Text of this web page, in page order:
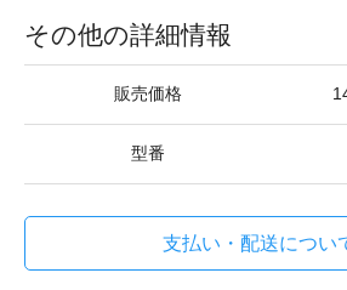
その他の詳細情報
販売価格
型番
支払い・配送につい